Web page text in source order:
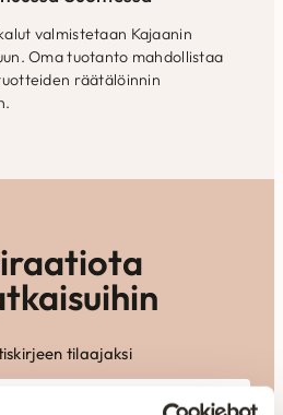
valmistetaan Kajaanin
Oma tuotanto mahdollistaa
räätälöinnin
tilaajaksi